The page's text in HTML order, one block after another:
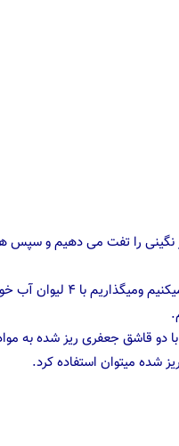
نگینی را تفت می دهیم و
البته مراقب باشید ته نگیرد!
با دو قاشق جعفری ریز شده به
شده میتوان استفاده کرد.